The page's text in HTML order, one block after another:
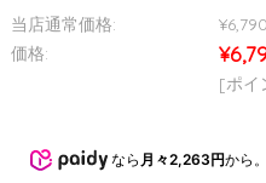
当店通常価格: ¥6,790
価格:
[ポイ
なら 月々2,263円から